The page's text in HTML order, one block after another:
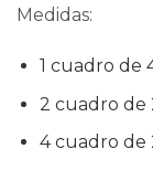
Medidas:
1 cuadro de
2 cuadro de
4 cuadro de